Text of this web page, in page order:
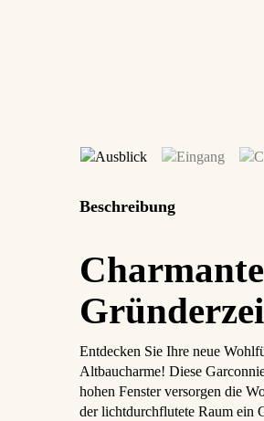
Beschreibung
Entdecken Sie Ihre neue
Altbaucharme! Diese
hohen Fenster versorgen die
der lichtdurchflutete Raum ein